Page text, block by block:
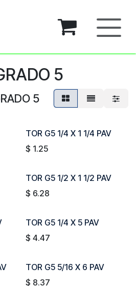
5
5
TOR G5 1/4 X 1 1/4 PAV
$ 1.25
TOR G5 1/2 X 1 1/2 PAV
$ 6.28
TOR G5 1/4 X 5 PAV
$ 4.47
TOR G5 5/16 X 6 PAV
$ 8.37